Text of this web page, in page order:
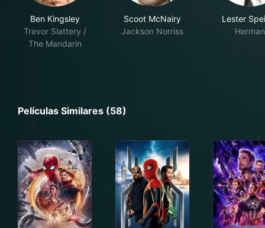
Ben Kingsley
Trevor Slattery /
The Mandarin
Scoot McNairy
Jackson Norriss
Lester
Herman
Películas Similares (58)